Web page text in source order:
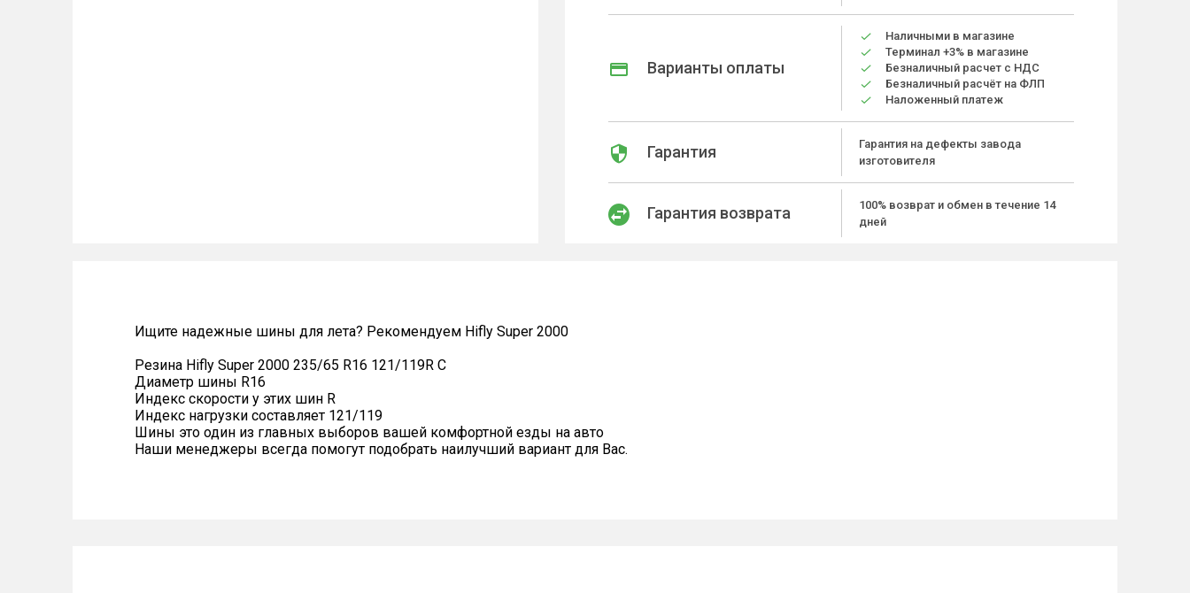
Варианты оплаты
Наличными в магазине
Терминал +3% в магазине
Безналичный расчет с НДС
Безналичный расчёт на ФЛП
Наложенный платеж
Гарантия
Гарантия на дефекты завода
изготовителя
Гарантия возврата
100% возврат и обмен в течение 14
дней
Ищите надежные шины для лета? Рекомендуем Hifly Super 2000
Резина Hifly Super 2000 235/65 R16 121/119R C
Диаметр шины R16
Индекс скорости у этих шин R
Индекс нагрузки составляет 121/119
Шины это один из главных выборов вашей комфортной езды на авто
Наши менеджеры всегда помогут подобрать наилучший вариант для Вас.